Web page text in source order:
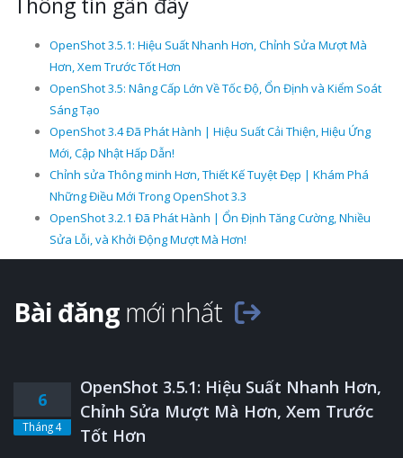
OpenShot 3.5.1: Hiệu Suất Nhanh Hơn, Chỉnh Sửa Mượt Mà
Hơn, Xem Trước Tốt Hơn
OpenShot 3.5: Nâng Cấp Lớn Về Tốc Độ, Ổn Định và Kiểm Soát
Sáng Tạo
OpenShot 3.4 Đã Phát Hành | Hiệu Suất Cải Thiện, Hiệu Ứng
Mới, Cập Nhật Hấp Dẫn!
Chỉnh sửa Thông minh Hơn, Thiết Kế Tuyệt Đẹp | Khám Phá
Những Điều Mới Trong OpenShot 3.3
OpenShot 3.2.1 Đã Phát Hành | Ổn Định Tăng Cường, Nhiều
Sửa Lỗi, và Khởi Động Mượt Mà Hơn!
Bài đăng mới nhất
6
Tháng 4
OpenShot 3.5.1: Hiệu Suất Nhanh Hơn,
Chỉnh Sửa Mượt Mà Hơn, Xem Trước
Tốt Hơn